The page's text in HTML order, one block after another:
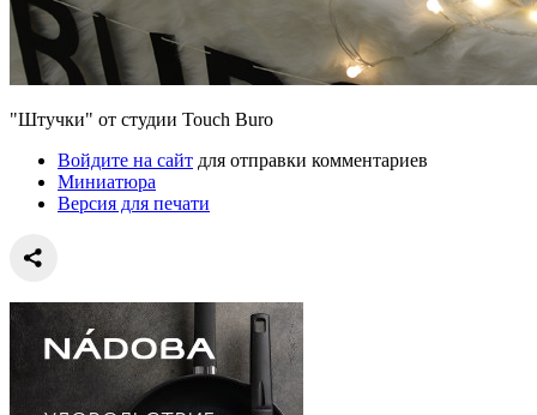
"Штучки" от студии Touch Buro
Войдите на сайт для отправки комментариев
Миниатюра
Версия для печати